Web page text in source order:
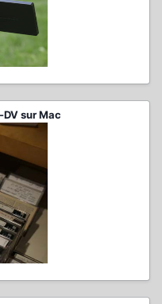
sur Mac